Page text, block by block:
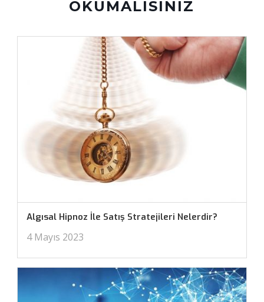
OKUMALISINIZ
Algısal Hipnoz İle Satış Stratejileri Nelerdir?
4 Mayıs 2023